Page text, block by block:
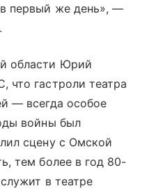
первый же день», —
области Юрий
что гастроли театра
— всегда особое
войны был
сцену с Омской
тем более в год 80-
в театре